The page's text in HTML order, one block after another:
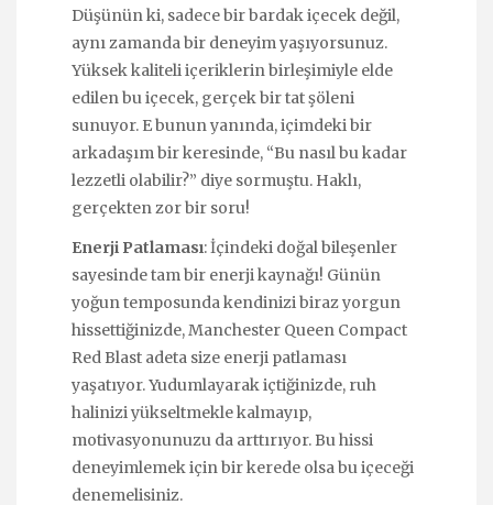
Düşünün ki, sadece bir bardak içecek değil,
aynı zamanda bir deneyim yaşıyorsunuz.
Yüksek kaliteli içeriklerin birleşimiyle elde
edilen bu içecek, gerçek bir tat şöleni
sunuyor. E bunun yanında, içimdeki bir
arkadaşım bir keresinde, “Bu nasıl bu kadar
lezzetli olabilir?” diye sormuştu. Haklı,
gerçekten zor bir soru!
Enerji Patlaması: İçindeki doğal bileşenler
sayesinde tam bir enerji kaynağı! Günün
yoğun temposunda kendinizi biraz yorgun
hissettiğinizde, Manchester Queen Compact
Red Blast adeta size enerji patlaması
yaşatıyor. Yudumlayarak içtiğinizde, ruh
halinizi yükseltmekle kalmayıp,
motivasyonunuzu da arttırıyor. Bu hissi
deneyimlemek için bir kerede olsa bu içeceği
denemelisiniz.